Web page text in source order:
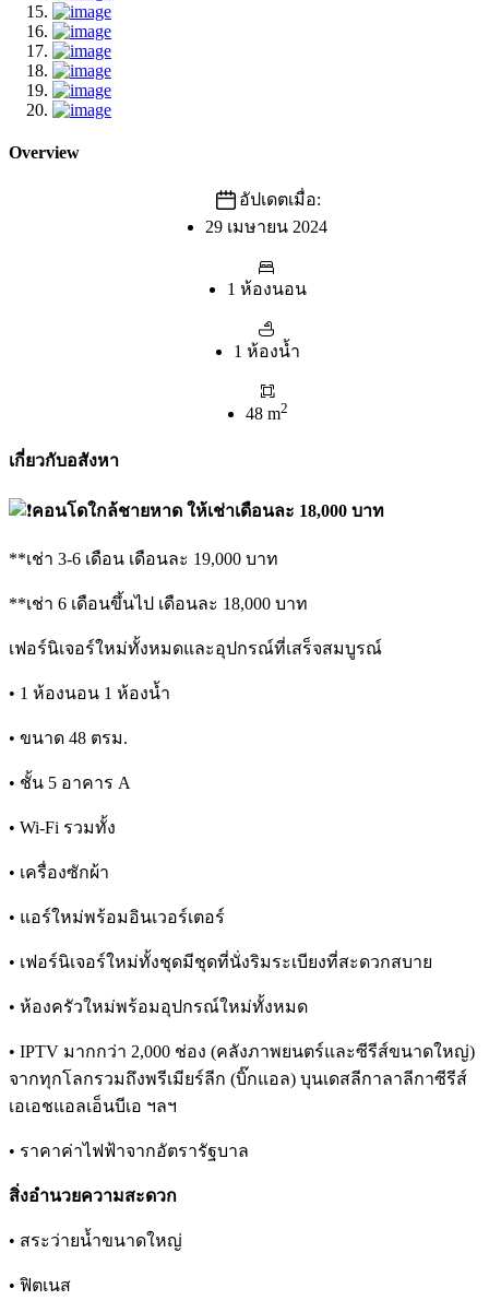
Overview
อัปเดตเมื่อ:
29 เมษายน 2024
1 ห้องนอน
1 ห้องน้ำ
48 m2
เกี่ยวกับอสังหา
คอนโดใกล้ชายหาด ให้เช่าเดือนละ 18,000 บาท
**เช่า 3-6 เดือน เดือนละ 19,000 บาท
**เช่า 6 เดือนขึ้นไป เดือนละ 18,000 บาท
เฟอร์นิเจอร์ใหม่ทั้งหมดและอุปกรณ์ที่เสร็จสมบูรณ์
• 1 ห้องนอน 1 ห้องน้ำ
• ขนาด 48 ตรม.
• ชั้น 5 อาคาร A
• Wi-Fi รวมทั้ง
• เครื่องซักผ้า
• แอร์ใหม่พร้อมอินเวอร์เตอร์
• เฟอร์นิเจอร์ใหม่ทั้งชุดมีชุดที่นั่งริมระเบียงที่สะดวกสบาย
• ห้องครัวใหม่พร้อมอุปกรณ์ใหม่ทั้งหมด
• IPTV มากกว่า 2,000 ช่อง (คลังภาพยนตร์และซีรีส์ขนาดใหญ่)
จากทุกโลกรวมถึงพรีเมียร์ลีก (บิ๊กแอล) บุนเดสลีกาลาลีกาซีรีส์
เอเอชแอลเอ็นบีเอ ฯลฯ
• ราคาค่าไฟฟ้าจากอัตรารัฐบาล
สิ่งอำนวยความสะดวก
• สระว่ายน้ำขนาดใหญ่
• ฟิตเนส